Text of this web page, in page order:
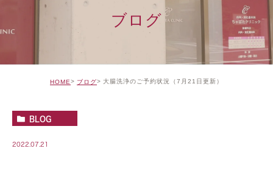
ブログ
HOME ブログ 大腸洗浄のご予約状況（7月21日更新）
BLOG
2022.07.21